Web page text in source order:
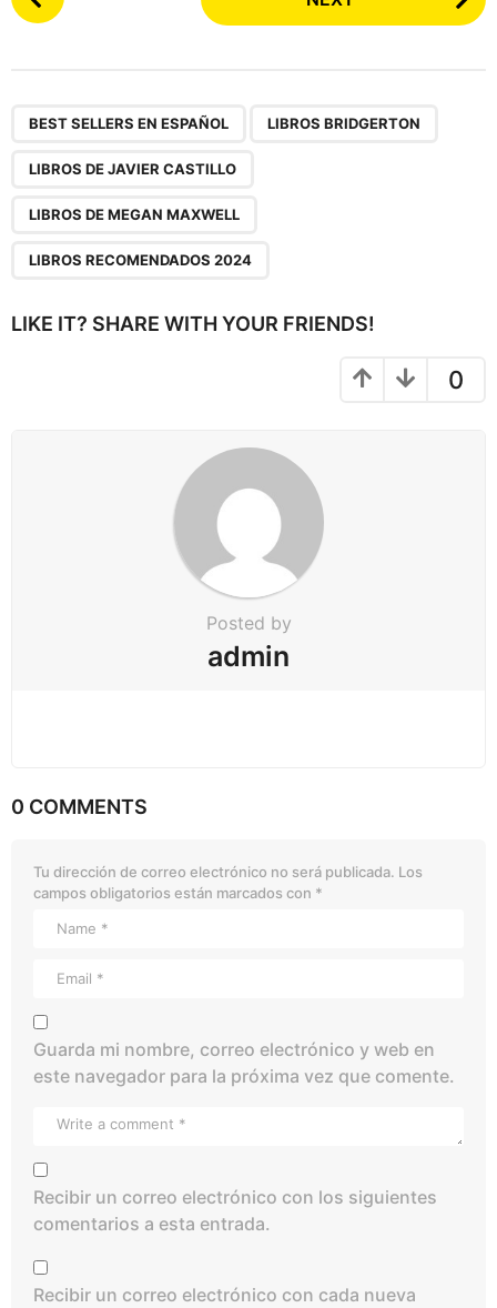
o
o
BEST SELLERS EN ESPAÑOL LIBROS BRIDGERTON
LIBROS DE JAVIER CASTILLO
LIBROS DE MEGAN MAXWELL
LIBROS RECOMENDADOS 2024
LIKE IT? SHARE WITH YOUR FRIENDS!
0
Posted by
admin
0 COMMENTS
Tu dirección de correo electrónico no será publicada. Los
campos obligatorios están marcados con *
Guarda mi nombre, correo electrónico y web en
este navegador para la próxima vez que comente.
Recibir un correo electrónico con los siguientes
comentarios a esta entrada.
Recibir un correo electrónico con cada nueva